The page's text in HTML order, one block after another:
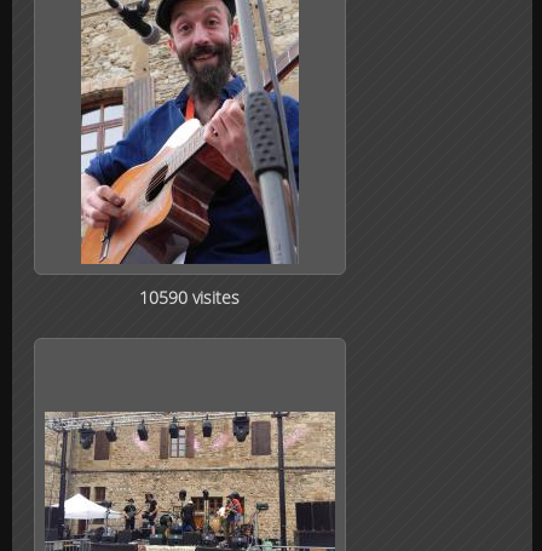
10590 visites